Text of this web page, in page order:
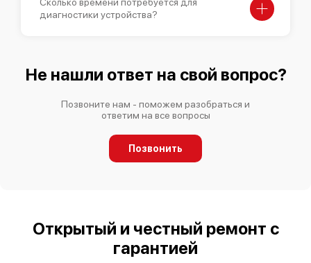
Сколько времени потребуется для
диагностики устройства?
Не нашли ответ на свой вопрос?
Позвоните нам - поможем разобраться и
ответим на все вопросы
Позвонить
Открытый и честный ремонт с
гарантией